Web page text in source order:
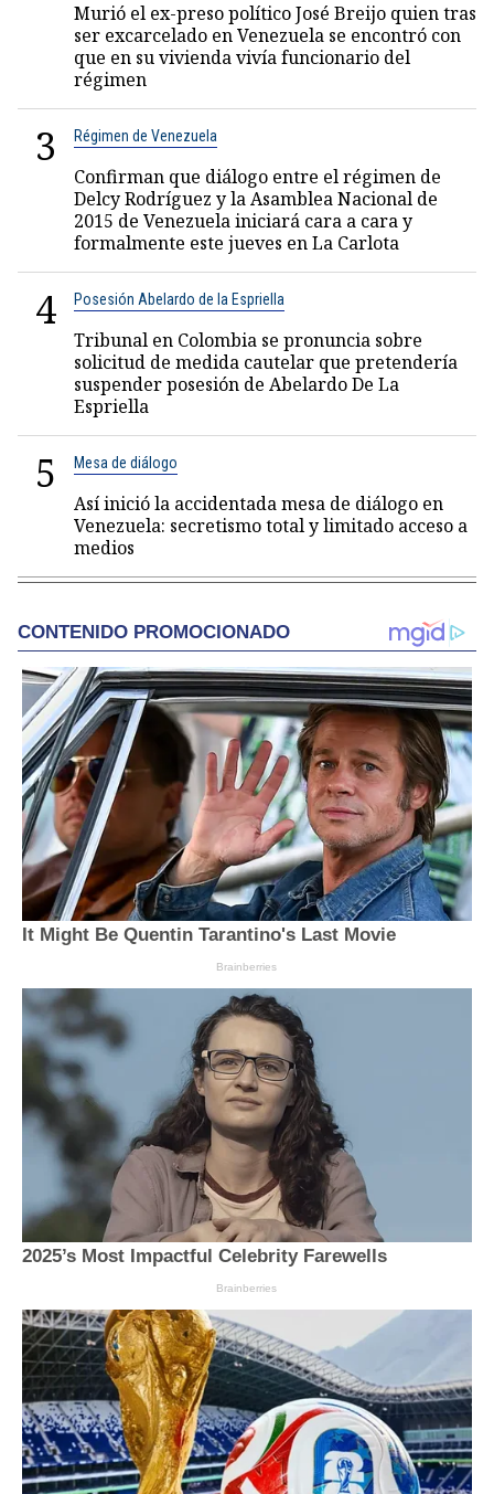
Murió el ex-preso político José Breijo quien tras
ser excarcelado en Venezuela se encontró con
que en su vivienda vivía funcionario del
régimen
3 Régimen de Venezuela
Confirman que diálogo entre el régimen de
Delcy Rodríguez y la Asamblea Nacional de
2015 de Venezuela iniciará cara a cara y
formalmente este jueves en La Carlota
4 Posesión Abelardo de la Espriella
Tribunal en Colombia se pronuncia sobre
solicitud de medida cautelar que pretendería
suspender posesión de Abelardo De La
Espriella
5 Mesa de diálogo
Así inició la accidentada mesa de diálogo en
Venezuela: secretismo total y limitado acceso a
medios